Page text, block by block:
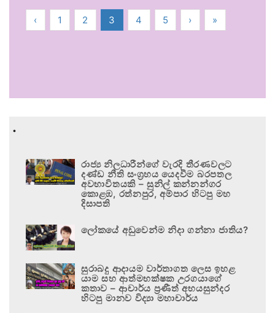
‹ 1 2 3 4 5 › »
.
රාජ්‍ය නිලධාරීන්ගේ වැරදි තීරණවලට
දණ්ඩ නීති සංග්‍රහය යෙදවීම බරපතල
අවභාවිතයකි – සුනිල් කන්නන්ගර
කොළඹ, රත්නපුර, අම්පාර හිටපු මහ
දිසාපති
ලෝකයේ අඩුවෙන්ම නිදා ගන්නා ජාතිය?
සුරාබදු ආදායම වාර්තාගත ලෙස ඉහළ
යාම සහ ආත්මභක්ෂක උරගයාගේ
කතාව – ආචාර්ය ප්‍රණීත් අභයසුන්දර
හිටපු මානව විද්‍යා මහාචාර්ය